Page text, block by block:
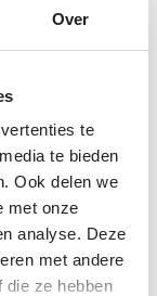
Over
te
te bieden
Ook delen we
met onze
analyse. Deze
met andere
die ze hebben
en een